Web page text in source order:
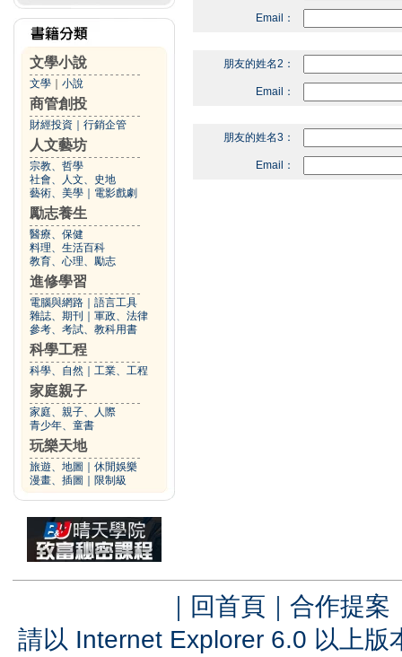
文學小說
文學 小說
商管創投
財經投資 行銷企管
人文藝坊
宗教、哲學
社會、人文、史地
藝術、美學
電影戲劇
勵志養生
醫療、保健
料理、生活百科
教育、心理、勵志
進修學習
電腦與網路
語言工具
雜誌、期刊
軍政、法律
參考、考試、教科用書
科學工程
科學、自然 工業、工程
家庭親子
家庭、親子、人際
青少年、童書
玩樂天地
旅遊、地圖
休閒娛樂
漫畫、插圖
限制級
Email：
朋友的姓名2：
Email：
朋友的姓名3：
Email：
｜ 回首頁 ｜ 合作提案
請以 Internet Explorer 6.0 以上